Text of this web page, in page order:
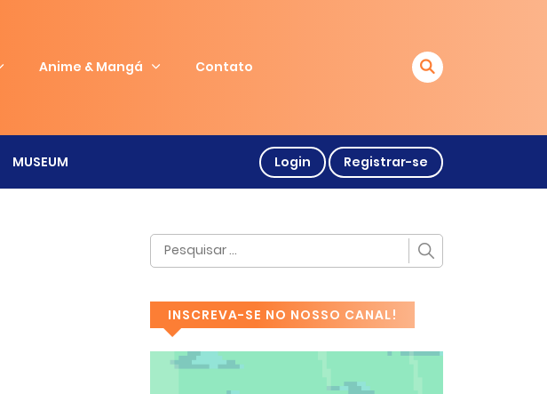
Anime & Mangá Contato
MUSEUM Login Registrar-se
INSCREVA-SE NO NOSSO CANAL!